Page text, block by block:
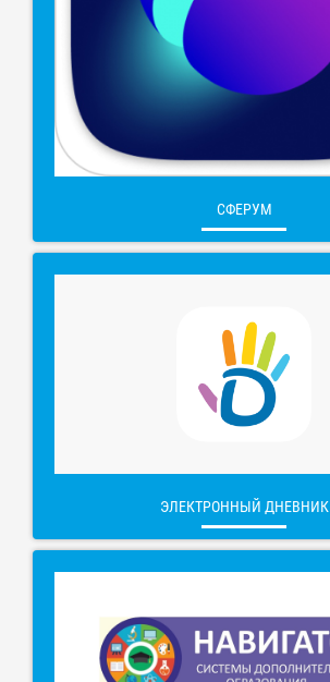
СФЕРУМ
ЭЛЕКТРОННЫЙ ДНЕВНИК